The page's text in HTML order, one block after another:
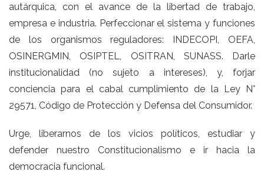
autárquica, con el avance de la libertad de trabajo,
empresa e industria. Perfeccionar el sistema y funciones
de los organismos reguladores: INDECOPI, OEFA,
OSINERGMIN, OSIPTEL, OSITRAN, SUNASS. Darle
institucionalidad (no sujeto a intereses), y, forjar
conciencia para el cabal cumplimiento de la Ley N°
29571, Código de Protección y Defensa del Consumidor.
Urge, liberarnos de los vicios políticos, estudiar y
defender nuestro Constitucionalismo e ir hacia la
democracia funcional.